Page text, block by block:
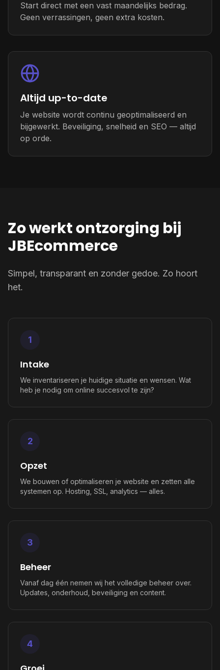
Start direct met een vast maandelijks bedrag.
Geen verrassingen, geen extra kosten.
Altijd up-to-date
Je website wordt continu geoptimaliseerd en
bijgewerkt. Beveiliging, snelheid en SEO — altijd
op orde.
Zo werkt ontzorging bij
JBEcommerce
Simpel, transparant en zonder gedoe. Zo hoort
het.
1
Intake
We inventariseren je huidige situatie en wensen. Wat
heb je nodig om online succesvol te zijn?
2
Opzet
We bouwen of optimaliseren je website en zetten alle
systemen op. Hosting, SSL, analytics — alles.
3
Beheer
Vanaf dag één nemen wij het volledige beheer over.
Updates, onderhoud, beveiliging en content.
4